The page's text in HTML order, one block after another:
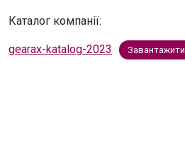
Каталог компанії:
gearax-katalog-2023 Завантажити